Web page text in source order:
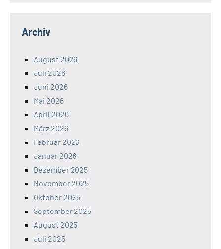
Archiv
August 2026
Juli 2026
Juni 2026
Mai 2026
April 2026
März 2026
Februar 2026
Januar 2026
Dezember 2025
November 2025
Oktober 2025
September 2025
August 2025
Juli 2025